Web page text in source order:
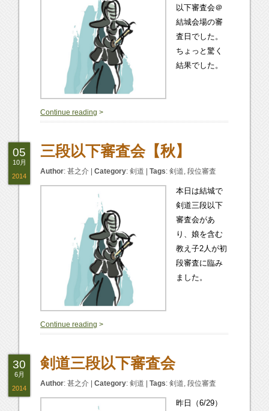
以下審査会＠
結城会場の審
査日でした。
ちょっと驚く
結果でした。
Continue reading >
三段以下審査会【秋】
Author:甚之介 |Category:剣道 |Tags:剣道,段位審査
本日は結城で
剣道三段以下
審査会があ
り、娘を含む
教え子2人が初
段審査に臨み
ました。
Continue reading >
05
10月
2014
剣道三段以下審査会
Author:甚之介 |Category:剣道 |Tags:剣道,段位審査
昨日（6/29）
30
6月
2014